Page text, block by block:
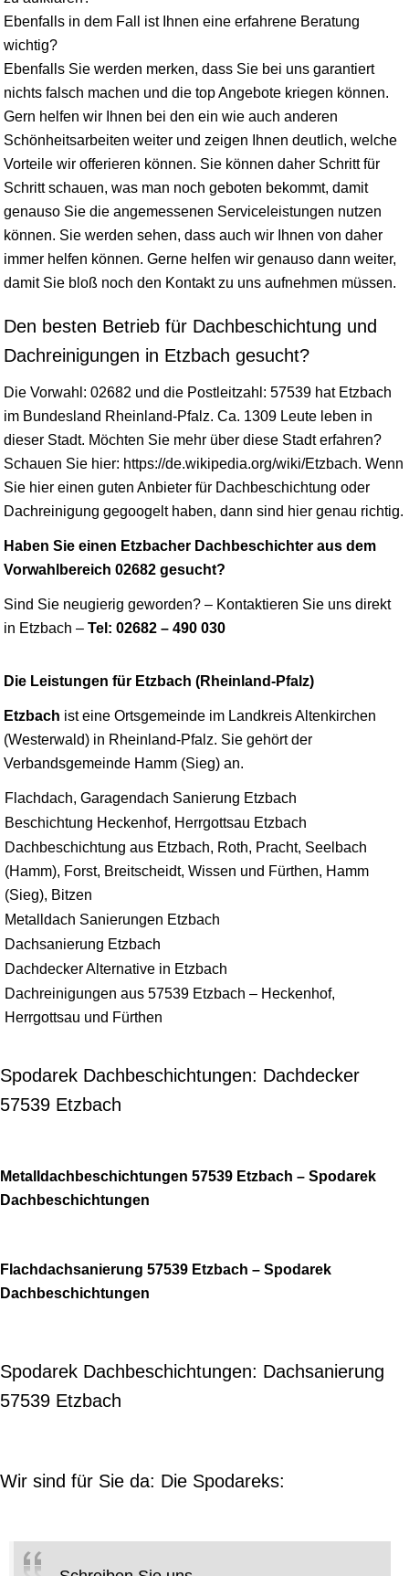
Ebenfalls in dem Fall ist Ihnen eine erfahrene Beratung
wichtig?
Ebenfalls Sie werden merken, dass Sie bei uns garantiert
nichts falsch machen und die top Angebote kriegen können.
Gern helfen wir Ihnen bei den ein wie auch anderen
Schönheitsarbeiten weiter und zeigen Ihnen deutlich, welche
Vorteile wir offerieren können. Sie können daher Schritt für
Schritt schauen, was man noch geboten bekommt, damit
genauso Sie die angemessenen Serviceleistungen nutzen
können. Sie werden sehen, dass auch wir Ihnen von daher
immer helfen können. Gerne helfen wir genauso dann weiter,
damit Sie bloß noch den Kontakt zu uns aufnehmen müssen.
Den besten Betrieb für Dachbeschichtung und
Dachreinigungen in Etzbach gesucht?
Die Vorwahl: 02682 und die Postleitzahl: 57539 hat Etzbach
im Bundesland Rheinland-Pfalz. Ca. 1309 Leute leben in
dieser Stadt. Möchten Sie mehr über diese Stadt erfahren?
Schauen Sie hier: https://de.wikipedia.org/wiki/Etzbach. Wenn
Sie hier einen guten Anbieter für Dachbeschichtung oder
Dachreinigung gegoogelt haben, dann sind hier genau richtig.
Haben Sie einen Etzbacher Dachbeschichter aus dem
Vorwahlbereich 02682 gesucht?
Sind Sie neugierig geworden? – Kontaktieren Sie uns direkt
in Etzbach – Tel: 02682 – 490 030
Die Leistungen für Etzbach (Rheinland-Pfalz)
Etzbach ist eine Ortsgemeinde im Landkreis Altenkirchen
(Westerwald) in Rheinland-Pfalz. Sie gehört der
Verbandsgemeinde Hamm (Sieg) an.
Flachdach, Garagendach Sanierung Etzbach
Beschichtung Heckenhof, Herrgottsau Etzbach
Dachbeschichtung aus Etzbach, Roth, Pracht, Seelbach
(Hamm), Forst, Breitscheidt, Wissen und Fürthen, Hamm
(Sieg), Bitzen
Metalldach Sanierungen Etzbach
Dachsanierung Etzbach
Dachdecker Alternative in Etzbach
Dachreinigungen aus 57539 Etzbach – Heckenhof,
Herrgottsau und Fürthen
Spodarek Dachbeschichtungen: Dachdecker
57539 Etzbach
Metalldachbeschichtungen 57539 Etzbach – Spodarek
Dachbeschichtungen
Flachdachsanierung 57539 Etzbach – Spodarek
Dachbeschichtungen
Spodarek Dachbeschichtungen: Dachsanierung
57539 Etzbach
Wir sind für Sie da: Die Spodareks: